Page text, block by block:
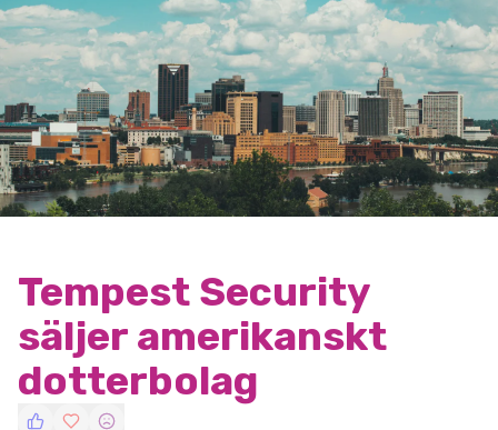
Tempest Security
säljer amerikanskt
dotterbolag